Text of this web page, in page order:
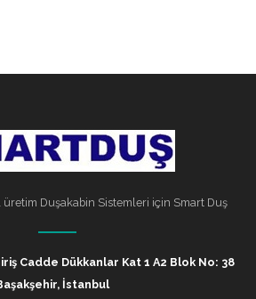
Duşakabin Sistemleri için Smart Duş
Cadde Dükkanlar Kat 1 A2 Blok No: 38
İstanbul